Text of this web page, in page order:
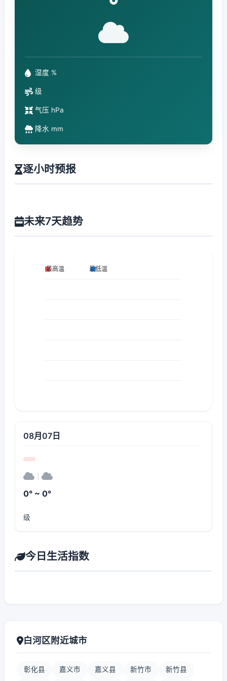
湿度 %
级
气压 hPa
降水 mm
逐小时预报
未来7天趋势
08月07日
0° ~ 0°
级
今日生活指数
白河区附近城市
彰化县 嘉义市 嘉义县 新竹市 新竹县